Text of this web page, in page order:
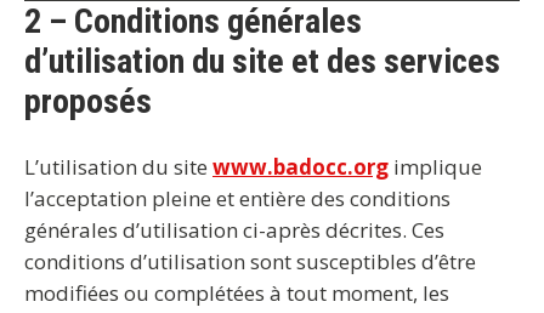
2 – Conditions générales
d’utilisation du site et des services
proposés
L’utilisation du site www.badocc.org implique
l’acceptation pleine et entière des conditions
générales d’utilisation ci-après décrites. Ces
conditions d’utilisation sont susceptibles d’être
modifiées ou complétées à tout moment, les